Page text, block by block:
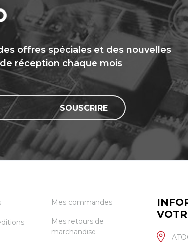
offres spéciales et des nouvelles
réception chaque mois
SOUSCRIRE
Mes commandes
Mes retours de
marchandise